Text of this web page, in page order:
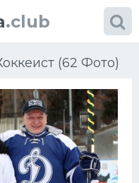
.club
(62 Фото)